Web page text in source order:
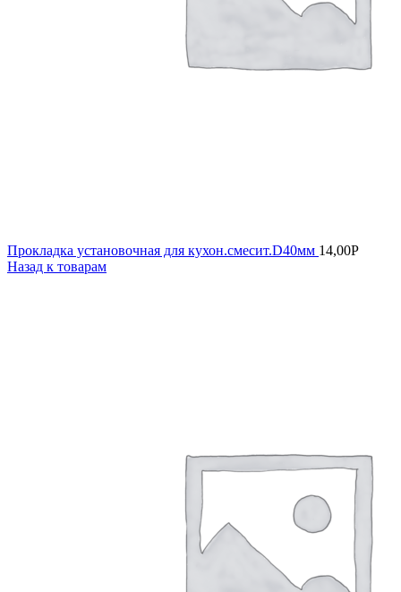
Прокладка установочная для кухон.смесит.D40мм 14,00Р
Назад к товарам